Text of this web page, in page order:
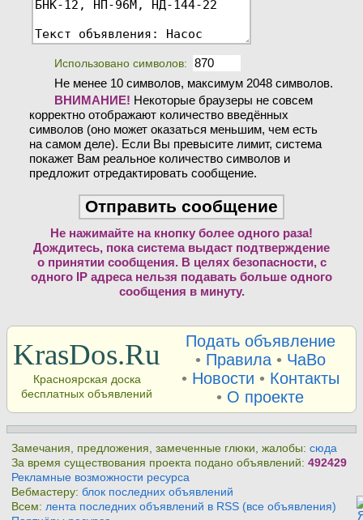
Использовано символов:
Не менее 10 символов, максимум 2048 символов.
ВНИМАНИЕ! Некоторые браузеры не совсем
корректно отображают количество введённых
символов (оно может оказаться меньшим, чем есть
на самом деле). Если Вы превысите лимит, система
покажет Вам реальное количество символов и
предложит отредактировать сообщение.
Не нажимайте на кнопку более одного раза!
Дождитесь, пока система выдаст подтверждение
о принятии сообщения. В целях безопасности, с
одного IP адреса нельзя подавать больше одного
сообщения в минуту.
KrasDos.Ru
Красноярская доска
бесплатных объявлений
Подать объявление
• Правила• ЧаВо
• Новости • Контакты
• О проекте
Замечания, предложения, замеченные глюки, жалобы:сюда
За время существования проекта подано объявлений:492429
Рекламные возможности ресурса
Вебмастеру:блок последних объявлений
Всем:лента последних объявлений в RSS (все объявления)